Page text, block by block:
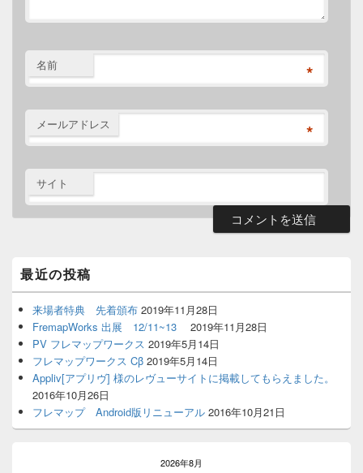
名前 *
メールアドレス *
サイト
Sidebar
Widget
Area
最近の投稿
来場者特典 先着頒布 2019年11月28日
FremapWorks 出展 12/11~13
2019年11月28日
PV フレマップワークス 2019年5月14日
フレマップワークス Cβ 2019年5月14日
Appliv[アプリヴ] 様のレヴューサイトに掲載してもらえました。
2016年10月26日
フレマップ Android版リニューアル 2016年10月21日
2026年8月